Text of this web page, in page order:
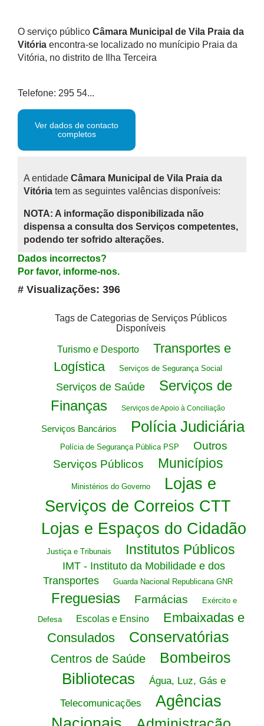
O serviço público Câmara Municipal de Vila Praia da
Vitória encontra-se localizado no munícipio Praia da
Vitória, no distrito de Ilha Terceira
Telefone: 295 54...
Ver dados de contacto
completos
A entidade Câmara Municipal de Vila Praia da
Vitória tem as seguintes valências disponíveis:
NOTA: A informação disponibilizada não
dispensa a consulta dos Serviços competentes,
podendo ter sofrido alterações.
Dados incorrectos?
Por favor, informe-nos.
# Visualizações: 396
Tags de Categorias de Serviços Públicos
Disponíveis
Turismo e Desporto
Transportes e
Logística
Serviços de Segurança Social
Serviços de Saúde
Serviços de
Finanças
Serviços de Apoio à Conciliação
Serviços Bancários Polícia Judiciária
Polícia de Segurança Pública PSP
Outros
Serviços Públicos
Municípios
Ministérios do Governo
Lojas e
Serviços de Correios CTT
Lojas e Espaços do Cidadão
Justiça e Tribunais Institutos Públicos
IMT - Instituto da Mobilidade e dos
Transportes
Guarda Nacional Republicana GNR
Freguesias Farmácias Exército e
Defesa Escolas e Ensino
Embaixadas e
Consulados
Conservatórias
Centros de Saúde Bombeiros
Bibliotecas
Água, Luz, Gás e
Telecomunicações
Agências